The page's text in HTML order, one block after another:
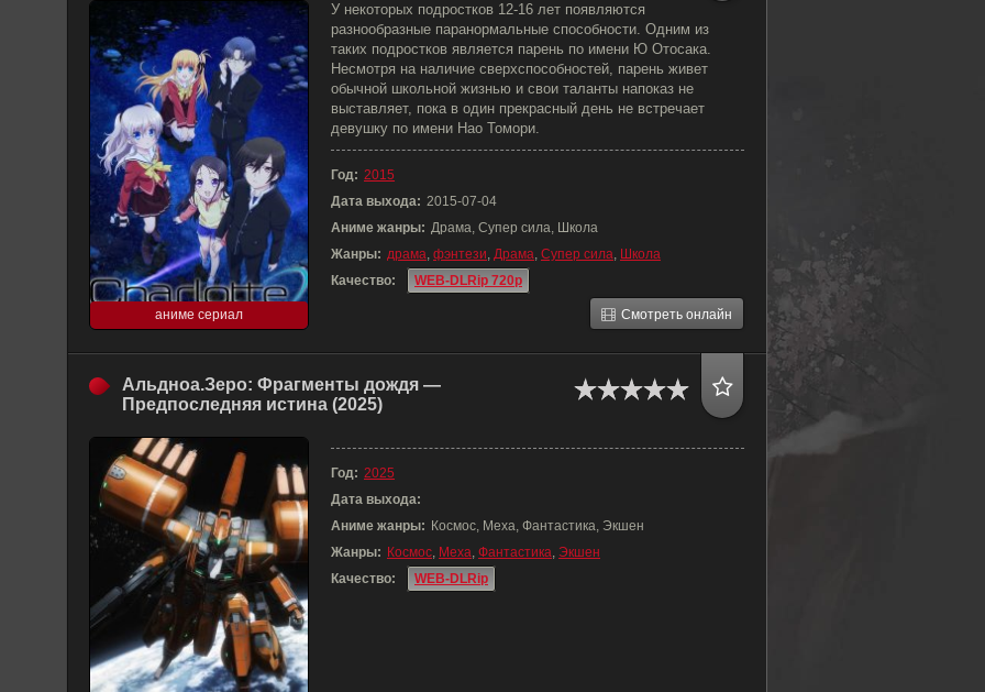
аниме сериал
У некоторых подростков 12-16 лет появляются
разнообразные паранормальные способности. Одним из
таких подростков является парень по имени Ю Отосака.
Несмотря на наличие сверхспособностей, парень живет
обычной школьной жизнью и свои таланты напоказ не
выставляет, пока в один прекрасный день не встречает
девушку по имени Нао Томори.
Год: 2015
Дата выхода: 2015-07-04
Аниме жанры: Драма, Супер сила, Школа
Жанры: драма, фэнтези, Драма, Супер сила, Школа
Качество:
WEB-DLRip 720p
Смотреть онлайн
Альдноа.Зеро: Фрагменты дождя —
Предпоследняя истина (2025)
Год: 2025
Дата выхода:
Аниме жанры: Космос, Меха, Фантастика, Экшен
Жанры: Космос, Меха, Фантастика, Экшен
Качество:
WEB-DLRip